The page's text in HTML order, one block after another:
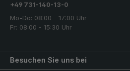
Besuchen Sie uns bei
+49 731-140-13-0
Mo-Do: 08:00 - 17:00 Uhr
Fr: 08:00 - 15:30 Uhr